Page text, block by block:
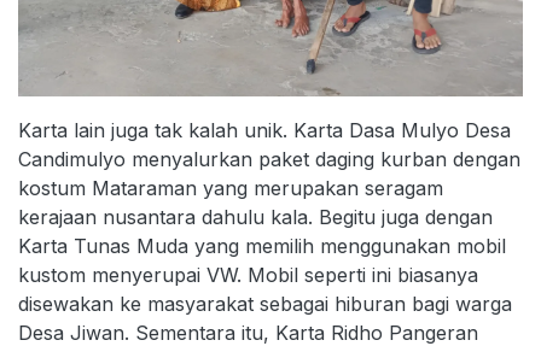
Karta lain juga tak kalah unik. Karta Dasa Mulyo Desa
Candimulyo menyalurkan paket daging kurban dengan
kostum Mataraman yang merupakan seragam
kerajaan nusantara dahulu kala. Begitu juga dengan
Karta Tunas Muda yang memilih menggunakan mobil
kustom menyerupai VW. Mobil seperti ini biasanya
disewakan ke masyarakat sebagai hiburan bagi warga
Desa Jiwan. Sementara itu, Karta Ridho Pangeran